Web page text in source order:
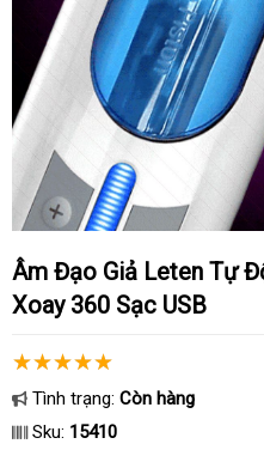
Âm Đạo Giả Leten Tự Động Rung Thụt Piston
Xoay 360 Sạc USB
Tình trạng: Còn hàng
Sku: 15410